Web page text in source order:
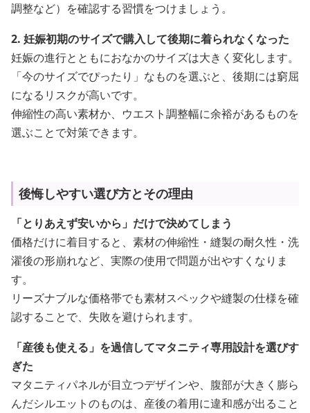
調整など）を確認する習慣をつけましょう。
2. 妊娠初期のサイズで購入して後期に着られなくなった
妊娠の進行とともにおなかのサイズは大きく変化します。
「今のサイズでぴったり」なものを選ぶと、後期には窮屈
になるリスクが高いです。
伸縮性の高い素材か、ウエスト調整幅に余裕があるものを
選ぶことで対策できます。
後悔しやすい選び方とその理由
「とりあえず安いから」だけで決めてしまう
価格だけに着目すると、素材の伸縮性・縫製の耐久性・洗
濯後の形崩れなど、実際の使用で問題が出やすくなりま
す。
リーズナブルな価格帯でも素材スペックや縫製の仕様を確
認することで、失敗を避けられます。
「産後も使える」を過信してマタニティ専用設計を選びす
ぎた
マタニティパネルが目立つデザインや、腹部が大きく膨ら
んだシルエットのものは、産後の着用に違和感が出ること